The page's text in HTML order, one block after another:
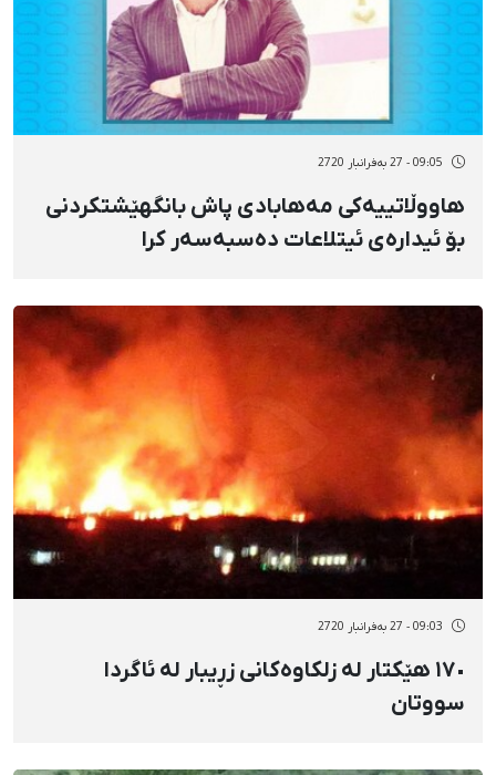
09:05 - 27 بەفرانبار 2720
هاووڵاتییەکی مەهابادی پاش بانگهێشتکردنی
بۆ ئیدارەی ئیتلاعات دەسبەسەر کرا
09:03 - 27 بەفرانبار 2720
١٧٠ هێکتار لە زلکاوەکانی زڕیبار لە ئاگردا
سووتان